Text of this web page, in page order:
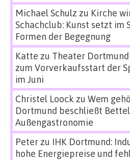
Michael Schulz zu Kirche
Schachclub: Kunst setzt im
Formen der Begegnung
Katte zu Theater
zum Vorverkaufsstart der
im Juni
Christel Loock zu Wem
Dortmund beschließt
Außengastronomie
Peterzu IHK Dortmund:
hohe Energiepreise und